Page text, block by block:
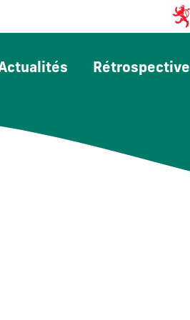
Rétrospective